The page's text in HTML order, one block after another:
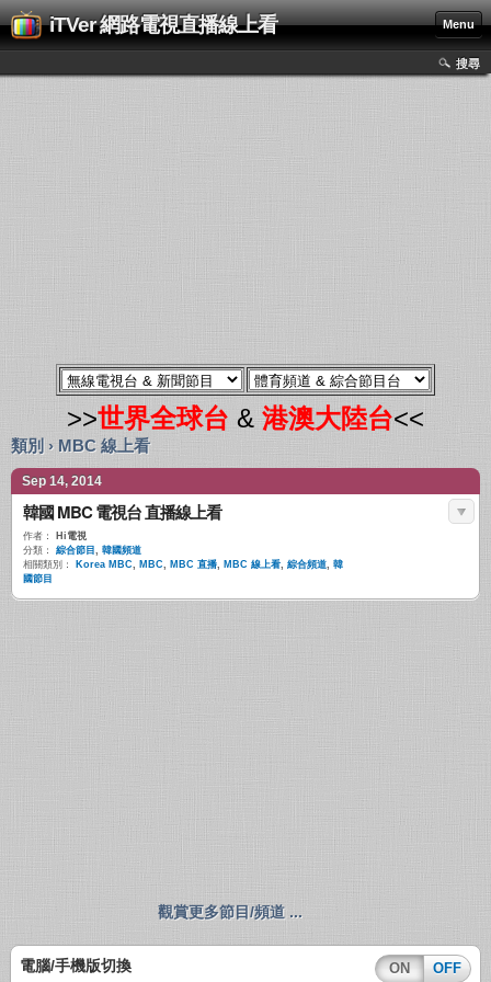
iTVer 網路電視直播線上看 Menu
搜尋
>>世界全球台 &港澳大陸台<<
類別 › MBC 線上看
Sep 14, 2014
韓國 MBC 電視台 直播線上看
作者：
Hi電視
分類：
綜合節目 , 韓國頻道
相關類別：
Korea MBC, MBC, MBC 直播, MBC 線上看, 綜合頻道, 韓
國節目
觀賞更多節目/頻道 ...
電腦/手機版切換 ON OFF